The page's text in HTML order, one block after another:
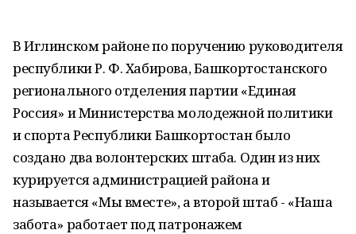
В Иглинском районе по поручению руководителя
республики Р. Ф. Хабирова, Башкортостанского
регионального отделения партии «Единая
Россия» и Министерства молодежной политики
и спорта Республики Башкортостан было
создано два волонтерских штаба. Один из них
курируется администрацией района и
называется «Мы вместе», а второй штаб - «Наша
забота» работает под патронажем